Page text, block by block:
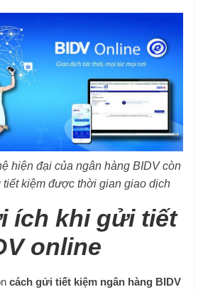
hiện đại của ngân hàng BIDV còn
tiết kiệm được thời gian giao dịch
ích khi gửi tiết
online
cách gửi tiết kiệm ngân hàng BIDV